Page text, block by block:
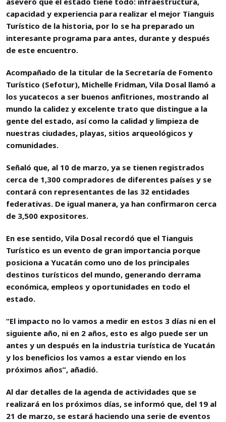
capacidad y experiencia para realizar el mejor Tianguis
Turístico de la historia, por lo se ha preparado un
interesante programa para antes, durante y después
de este encuentro.
Acompañado de la titular de la Secretaría de Fomento
Turístico (Sefotur), Michelle Fridman, Vila Dosal llamó a
los yucatecos a ser buenos anfitriones, mostrando al
mundo la calidez y excelente trato que distingue a la
gente del estado, así como la calidad y limpieza de
nuestras ciudades, playas, sitios arqueológicos y
comunidades.
Señaló que, al 10 de marzo, ya se tienen registrados
cerca de 1,300 compradores de diferentes países y se
contará con representantes de las 32 entidades
federativas. De igual manera, ya han confirmaron cerca
de 3,500 expositores.
En ese sentido, Vila Dosal recordó que el Tianguis
Turístico es un evento de gran importancia porque
posiciona a Yucatán como uno de los principales
destinos turísticos del mundo, generando derrama
económica, empleos y oportunidades en todo el
estado.
“El impacto no lo vamos a medir en estos 3 días ni en el
siguiente año, ni en 2 años, esto es algo puede ser un
antes y un después en la industria turística de Yucatán
y los beneficios los vamos a estar viendo en los
próximos años”, añadió.
Al dar detalles de la agenda de actividades que se
realizará en los próximos días, se informó que, del 19 al
21 de marzo, se estará haciendo una serie de eventos